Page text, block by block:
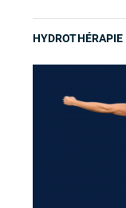
HYDROTHÉRAPIE